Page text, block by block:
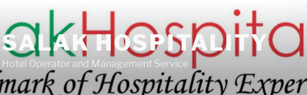
SALAK HOSPITALITY
Hotel Operator and Management Service